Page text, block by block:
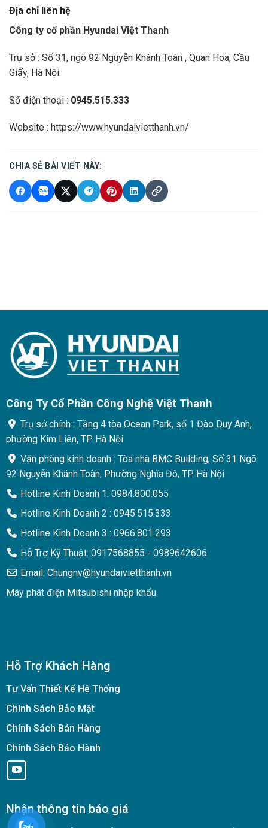
Địa chỉ liên hệ
Công ty cổ phần Hyundai Việt Thanh
Trụ sở : Số 31, ngõ 92 Nguyễn Khánh Toàn , Quan Hoa, Cầu
Giấy, Hà Nội.
Số điện thoại : 0945.515.333
Website : https://www.hyundaivietthanh.vn/
CHIA SẺ BÀI VIẾT NÀY:
Công Ty Cổ Phần Công Nghệ Việt Thanh
Trụ sở chính : Tầng 4 tòa Ocean Park, số 1 Đào Duy Anh,
phường Kim Liên, TP. Hà Nội
Văn phòng kinh doanh : Tòa nhà BMC Building, Số 31 Ngõ
92 Nguyễn Khánh Toàn, Phường Nghĩa Đô, TP. Hà Nội
Hotline Kinh Doanh 1: 0984.800.055
Hotline Kinh Doanh 2 : 0945.515.333
Hotline Kinh Doanh 3 : 0966.801.293
Hỗ Trợ Kỹ Thuật: 0917568855 - 0989642606
Email: Chungnv@hyundaivietthanh.vn
Máy phát điện Mitsubishi nhập khẩu
Hỗ Trợ Khách Hàng
Tư Vấn Thiết Kế Hệ Thống
Chính Sách Bảo Mật
Chính Sách Bán Hàng
Chính Sách Bảo Hành
Nhận thông tin báo giá